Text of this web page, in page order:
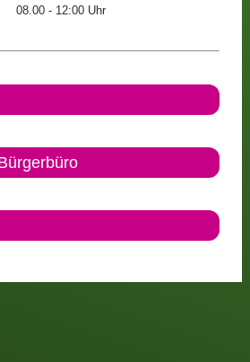
08.00 - 12:00 Uhr